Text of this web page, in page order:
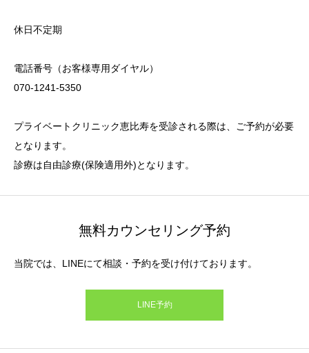
休日不定期
電話番号（お客様専用ダイヤル）
070-1241-5350
プライベートクリニック恵比寿を受診される際は、ご予約が必要
となります。
診療は自由診療(保険適用外)となります。
無料カウンセリング予約
当院では、LINEにて相談・予約を受け付けております。
LINE予約